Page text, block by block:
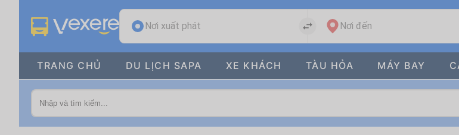
Nơi xuất phát Nơi đến
TRANG CHỦ DU LỊCH SAPA XE KHÁCH TÀU HỎA MÁY BAY